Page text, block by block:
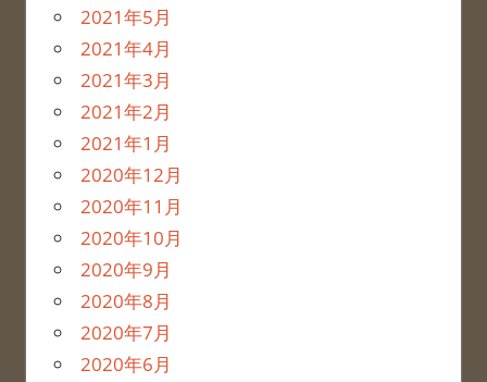
2021年5月
2021年4月
2021年3月
2021年2月
2021年1月
2020年12月
2020年11月
2020年10月
2020年9月
2020年8月
2020年7月
2020年6月